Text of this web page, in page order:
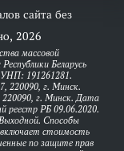
сайта без
2026
массовой
Беларусь
УНП: 191261281.
220090, г. Минск.
г. Минск. Дата
реестр РБ 09.06.2020.
Способы
стоимость
по защите прав